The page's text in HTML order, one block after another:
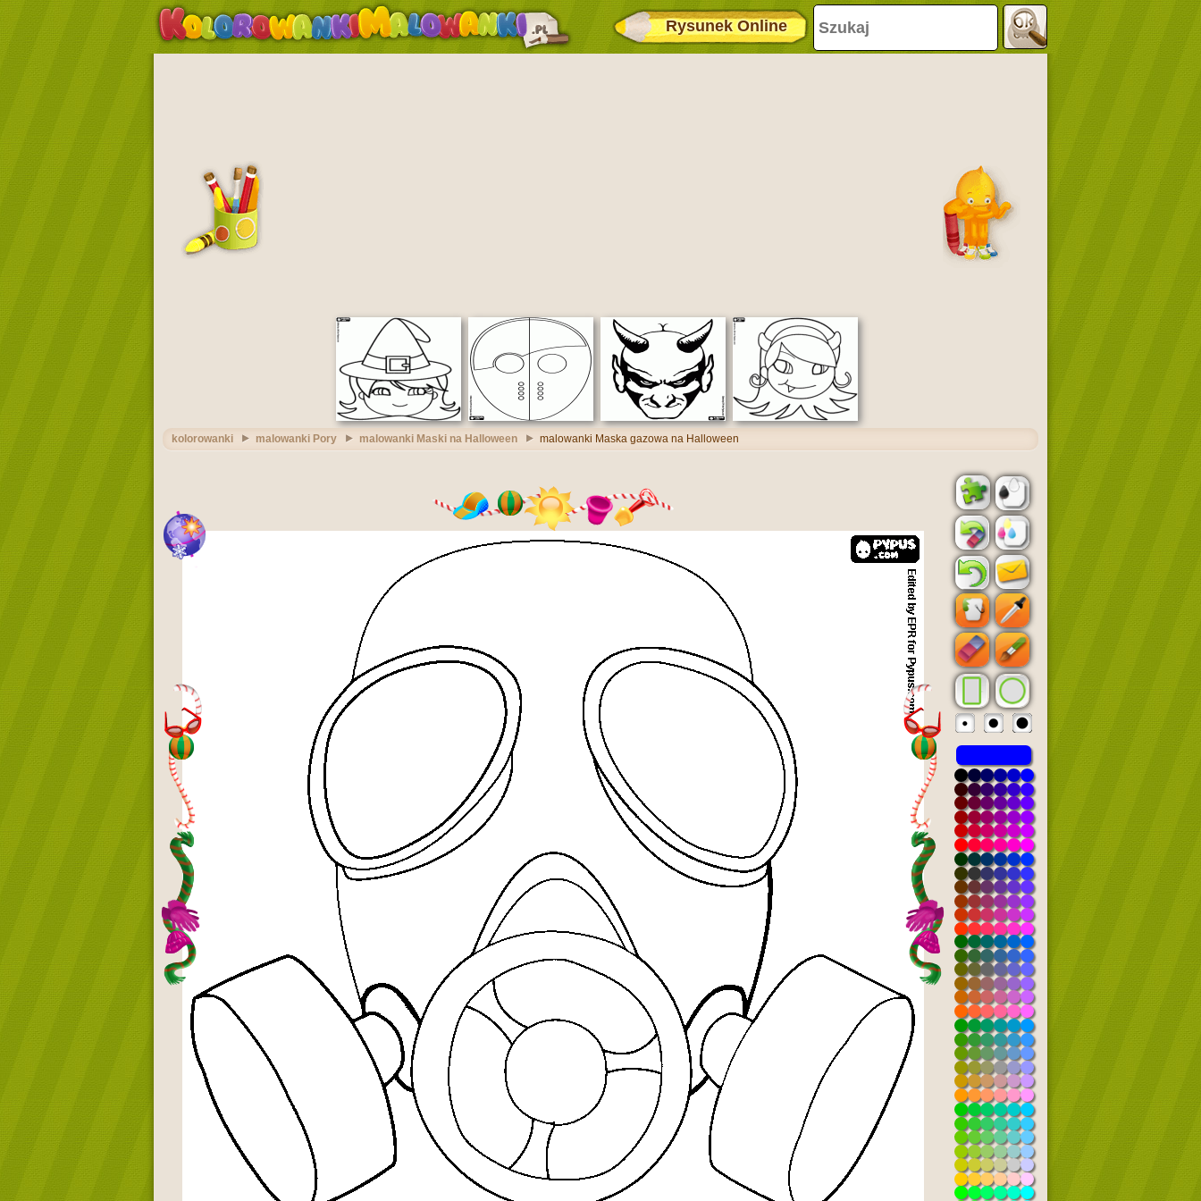
Rysunek Online
kolorowanki malowanki Pory malowanki Maski na Halloween malowanki Maska gazowa na Halloween